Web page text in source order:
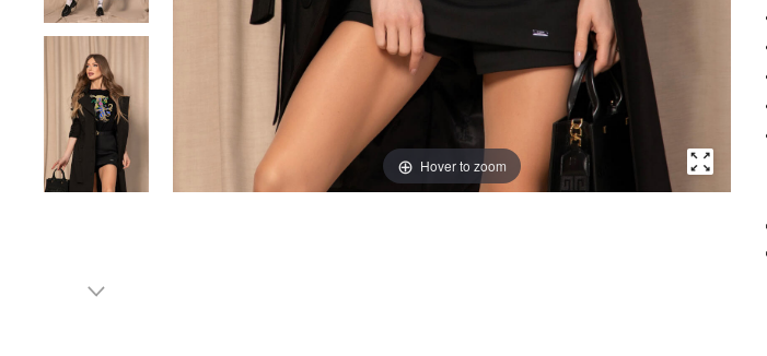
Hover to zoom